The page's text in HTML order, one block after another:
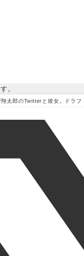
。
翔太郎のTwitterと彼女。ドラ